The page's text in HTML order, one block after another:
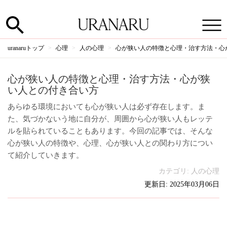
uranaruトップ 心理 人の心理 心が狭い人の特徴と心理・治す方法・
心が狭い人の特徴と心理・治す方法・心が狭
い人との付き合い方
あらゆる環境においても心が狭い人は必ず存在します。ま
た、気づかないう地に自分が、周囲から心が狭い人もレッテ
ルを貼られていることもあります。今回の記事では、そんな
心が狭い人の特徴や、心理、心が狭い人との関わり方につい
て紹介していきます。
カテゴリ: 人の心理
更新日: 2025年03月06日